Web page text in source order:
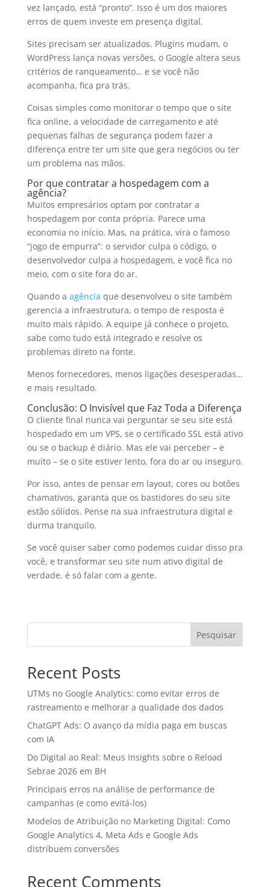
vez lançado, está “pronto”. Isso é um dos maiores
erros de quem investe em presença digital.
Sites precisam ser atualizados. Plugins mudam, o
WordPress lança novas versões, o Google altera seus
critérios de ranqueamento… e se você não
acompanha, fica pra trás.
Coisas simples como monitorar o tempo que o site
fica online, a velocidade de carregamento e até
pequenas falhas de segurança podem fazer a
diferença entre ter um site que gera negócios ou ter
um problema nas mãos.
Por que contratar a hospedagem com a
agência?
Muitos empresários optam por contratar a
hospedagem por conta própria. Parece uma
economia no início. Mas, na prática, vira o famoso
“jogo de empurra”: o servidor culpa o código, o
desenvolvedor culpa a hospedagem, e você fica no
meio, com o site fora do ar.
Quando a agência que desenvolveu o site também
gerencia a infraestrutura, o tempo de resposta é
muito mais rápido. A equipe já conhece o projeto,
sabe como tudo está integrado e resolve os
problemas direto na fonte.
Menos fornecedores, menos ligações desesperadas…
e mais resultado.
Conclusão: O Invisível que Faz Toda a Diferença
O cliente final nunca vai perguntar se seu site está
hospedado em um VPS, se o certificado SSL está ativo
ou se o backup é diário. Mas ele vai perceber – e
muito – se o site estiver lento, fora do ar ou inseguro.
Por isso, antes de pensar em layout, cores ou botões
chamativos, garanta que os bastidores do seu site
estão sólidos. Pense na sua infraestrutura digital e
durma tranquilo.
Se você quiser saber como podemos cuidar disso pra
você, e transformar seu site num ativo digital de
verdade, é só falar com a gente.
Pesquisar
Recent Posts
UTMs no Google Analytics: como evitar erros de
rastreamento e melhorar a qualidade dos dados
ChatGPT Ads: O avanço da mídia paga em buscas
com IA
Do Digital ao Real: Meus Insights sobre o Reload
Sebrae 2026 em BH
Principais erros na análise de performance de
campanhas (e como evitá-los)
Modelos de Atribuição no Marketing Digital: Como
Google Analytics 4, Meta Ads e Google Ads
distribuem conversões
Recent Comments